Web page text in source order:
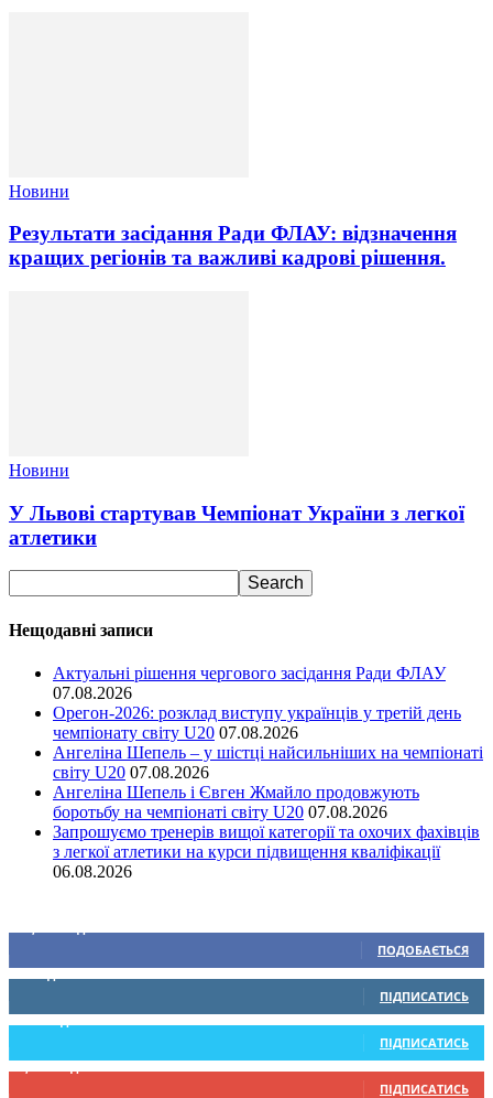
Новини
Результати засідання Ради ФЛАУ: відзначення
кращих регіонів та важливі кадрові рішення.
Новини
У Львові стартував Чемпіонат України з легкої
атлетики
Нещодавні записи
Актуальні рішення чергового засідання Ради ФЛАУ
07.08.2026
Орегон-2026: розклад виступу українців у третій день
чемпіонату світу U20 07.08.2026
Ангеліна Шепель – у шістці найсильніших на чемпіонаті
світу U20 07.08.2026
Ангеліна Шепель і Євген Жмайло продовжують
боротьбу на чемпіонаті світу U20 07.08.2026
Запрошуємо тренерів вищої категорії та охочих фахівців
з легкої атлетики на курси підвищення кваліфікації
06.08.2026
ПОДОБАЄТЬСЯ
0 Підписників
ПІДПИСАТИСЬ
234 Підписників
ПІДПИСАТИСЬ
9,370 Підписників
ПІДПИСАТИСЬ